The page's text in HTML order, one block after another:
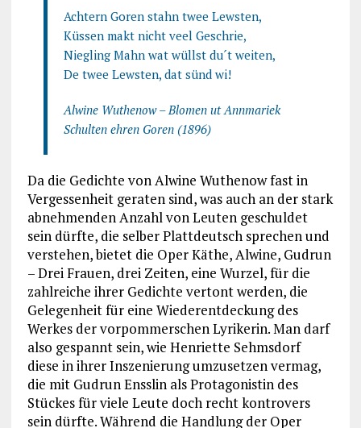
Achtern Goren stahn twee Lewsten,
Küssen makt nicht veel Geschrie,
Niegling Mahn wat wüllst du´t weiten,
De twee Lewsten, dat sünd wi!
Alwine Wuthenow – Blomen ut Annmariek
Schulten ehren Goren (1896)
Da die Gedichte von Alwine Wuthenow fast in
Vergessenheit geraten sind, was auch an der stark
abnehmenden Anzahl von Leuten geschuldet
sein dürfte, die selber Plattdeutsch sprechen und
verstehen, bietet die Oper Käthe, Alwine, Gudrun
– Drei Frauen, drei Zeiten, eine Wurzel, für die
zahlreiche ihrer Gedichte vertont werden, die
Gelegenheit für eine Wiederentdeckung des
Werkes der vorpommerschen Lyrikerin. Man darf
also gespannt sein, wie Henriette Sehmsdorf
diese in ihrer Inszenierung umzusetzen vermag,
die mit Gudrun Ensslin als Protagonistin des
Stückes für viele Leute doch recht kontrovers
sein dürfte. Während die Handlung der Oper